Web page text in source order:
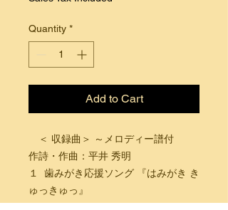
Quantity *
Add to Cart
＜ 収録曲＞ ～メロディー譜付
作詩・作曲：平井 秀明
１ 歯みがき応援ソング 『はみがき き
ゅっきゅっ』